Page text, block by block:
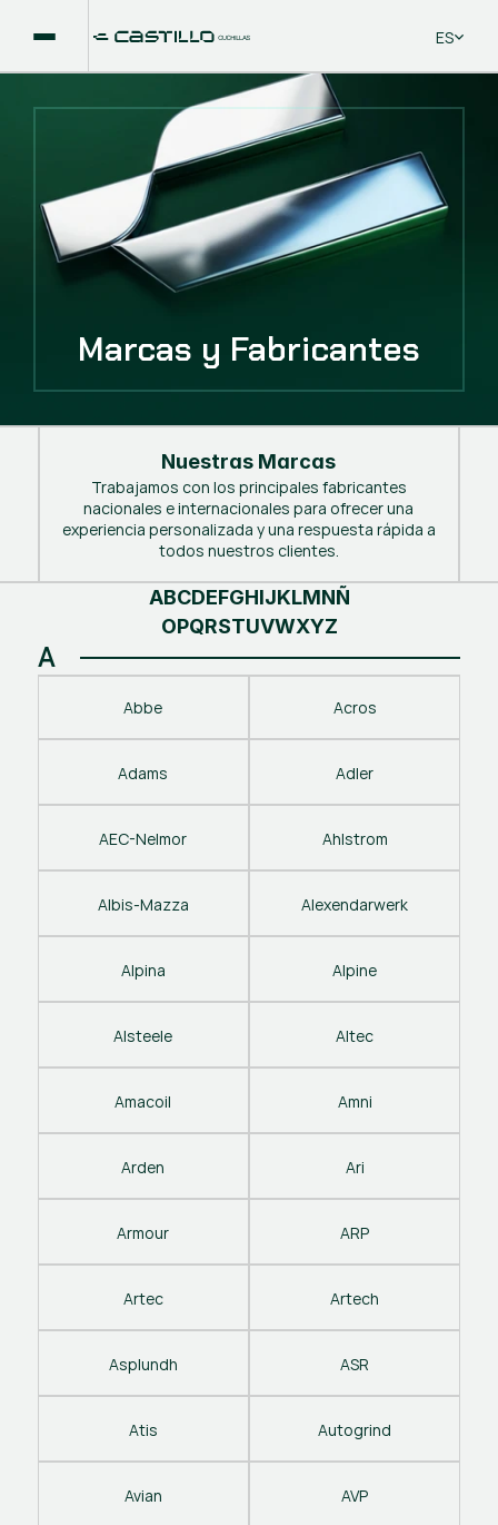
Select
ES
Nuestras Marcas
Trabajamos con los principales fabricantes
nacionales e internacionales para ofrecer una
experiencia personalizada y una respuesta rápida a
todos nuestros clientes.
A
Abbe Acros
Adams Adler
AEC-Nelmor Ahlstrom
Albis-Mazza Alexendarwerk
Alpina Alpine
Alsteele Altec
Amacoil Amni
Arden Ari
Armour ARP
Artec Artech
Asplundh ASR
Atis Autogrind
Avian AVP
ABCDEFGHIJKLMNÑ
OPQRSTUVWXYZ
Marcas y Fabricantes